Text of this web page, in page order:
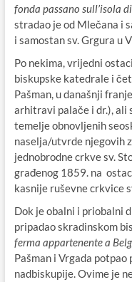
fonda passano sull’isola
stradao je od Mlečana i
i samostan sv. Grgura u
Po nekima, vrijedni
biskupske katedrale i
Pašman, u današnji
arhitravi palače i dr.), ali
temelje obnovljenih
naselja/utvrde njegovih
jednobrodne crkve sv.
građenog 1859. na
kasnije ruševne crkvice
Dok je obalni i priobalni
pripadao skradinskom
ferma appartenente a
Pašman i Vrgada
nadbiskupije. Ovime je